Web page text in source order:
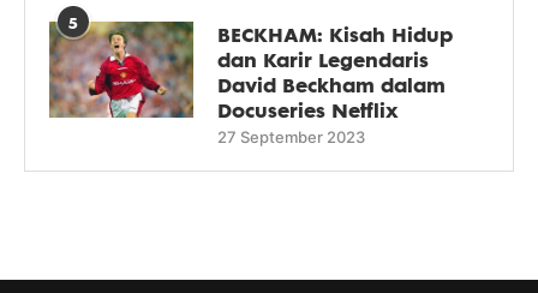
5
BECKHAM: Kisah Hidup
dan Karir Legendaris
David Beckham dalam
Docuseries Netflix
27 September 2023